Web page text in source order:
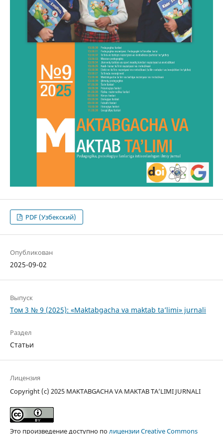
PDF (Узбекский)
Опубликован
2025-09-02
Выпуск
Том 3 № 9 (2025): «Maktabgacha va maktab ta’limi» jurnali
Раздел
Статьи
Лицензия
Copyright (c) 2025 MAKTABGACHA VA MAKTAB TA’LIMI JURNALI
Это произведение доступно полицензии Creative Commons